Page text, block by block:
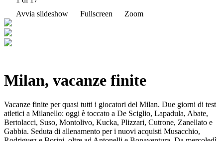
Avvia slideshow
Fullscreen Zoom
Milan, vacanze finite
Vacanze finite per quasi tutti i giocatori del Milan. Due giorni di test
atletici a Milanello: oggi è toccato a De Sciglio, Lapadula, Abate,
Bertolacci, Suso, Montolivo, Kucka, Plizzari, Cutrone, Zanellato e
Gabbia. Seduta di allenamento per i nuovi acquisti Musacchio,